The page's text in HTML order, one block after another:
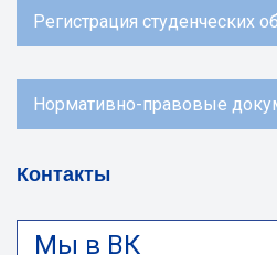
Регистрация студенческих
Нормативно-правовые
Контакты
Мы в ВК